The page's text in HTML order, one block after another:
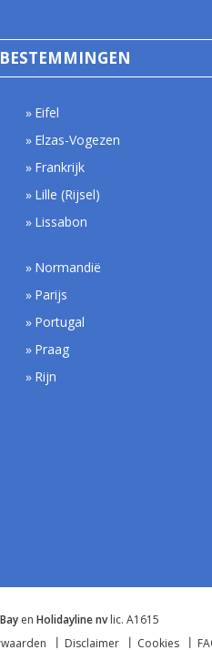
Eifel
Elzas-Vogezen
Frankrijk
Lille (Rijsel)
Lissabon
Normandië
Parijs
Portugal
Praag
Rijn
en Holidayline nvlic. A1615
Disclaimer Cookies